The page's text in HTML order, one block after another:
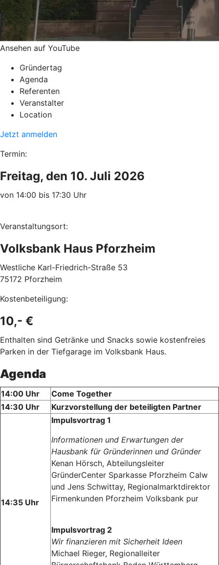
Ansehen auf YouTube
Gründertag
Agenda
Referenten
Veranstalter
Location
Jetzt anmelden
Termin:
Freitag, den 10. Juli 2026
von 14:00 bis 17:30 Uhr
Veranstaltungsort:
Volksbank Haus Pforzheim
Westliche Karl-Friedrich-Straße 53
75172 Pforzheim
Kostenbeteiligung:
10,- €
Enthalten sind Getränke und Snacks sowie kostenfreies
Parken in der Tiefgarage im Volksbank Haus.
Agenda
14:00 Uhr
Come Together
14:30 Uhr
Kurzvorstellung der beteiligten Partner
14:35 Uhr
Impulsvortrag 1
Informationen und Erwartungen der
Hausbank für Gründerinnen und Gründer
Kenan Hörsch, Abteilungsleiter
GründerCenter Sparkasse Pforzheim Calw
und Jens Schwittay, Regionalmarktdirektor
Firmenkunden Pforzheim Volksbank pur
Impulsvortrag 2
Wir finanzieren mit Sicherheit Ideen
Michael Rieger, Regionalleiter